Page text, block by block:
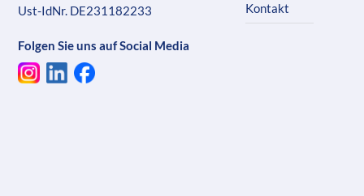
Ust-IdNr. DE231182233
Folgen Sie uns auf Social Media
Kontakt